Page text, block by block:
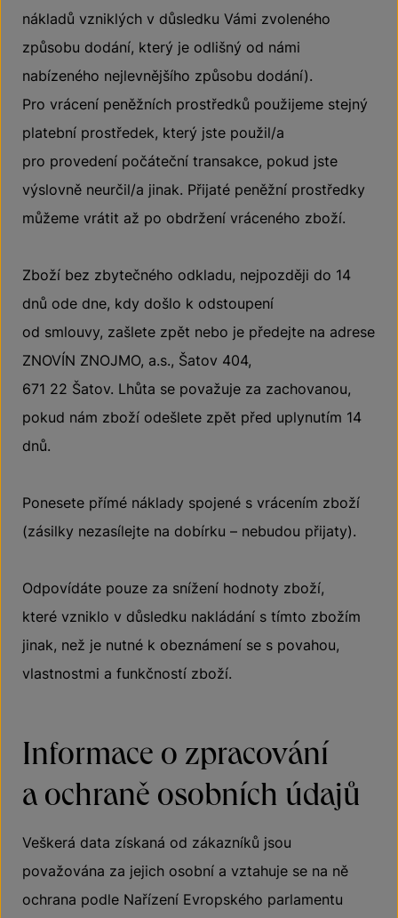
nákladů vzniklých v důsledku Vámi zvoleného
způsobu dodání, který je odlišný od námi
nabízeného nejlevnějšího způsobu dodání).
Pro vrácení peněžních prostředků použijeme stejný
platební prostředek, který jste použil/a
pro provedení počáteční transakce, pokud jste
výslovně neurčil/a jinak. Přijaté peněžní prostředky
můžeme vrátit až po obdržení vráceného zboží.
Zboží bez zbytečného odkladu, nejpozději do 14
dnů ode dne, kdy došlo k odstoupení
od smlouvy, zašlete zpět nebo je předejte na adrese
ZNOVÍN ZNOJMO, a.s., Šatov 404,
671 22 Šatov. Lhůta se považuje za zachovanou,
pokud nám zboží odešlete zpět před uplynutím 14
dnů.
Ponesete přímé náklady spojené s vrácením zboží
(zásilky nezasílejte na dobírku – nebudou přijaty).
Odpovídáte pouze za snížení hodnoty zboží,
které vzniklo v důsledku nakládání s tímto zbožím
jinak, než je nutné k obeznámení se s povahou,
vlastnostmi a funkčností zboží.
Informace o zpracování
a ochraně osobních údajů
Veškerá data získaná od zákazníků jsou
považována za jejich osobní a vztahuje se na ně
ochrana podle Nařízení Evropského parlamentu